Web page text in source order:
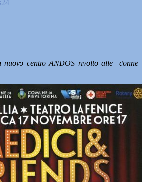
centro ANDOS rivolto alle donne